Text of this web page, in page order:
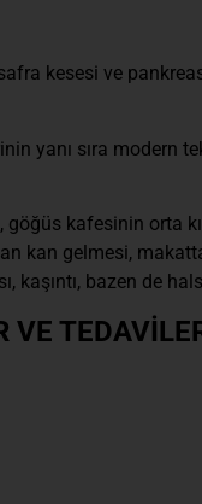
kesesi ve
yanı sıra modern
göğüs kafesinin orta
kan gelmesi,
kaşıntı, bazen de
VE